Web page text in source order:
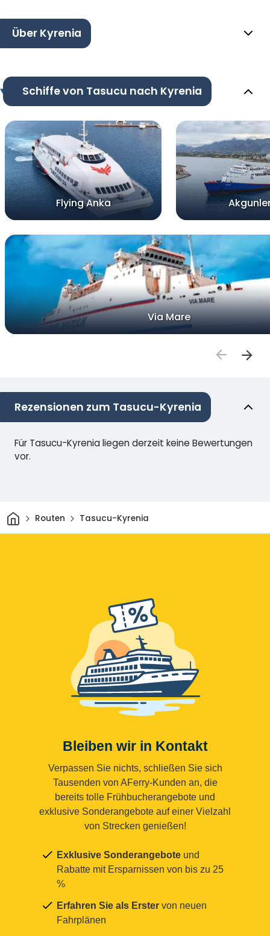
Über Kyrenia
Schiffe von Tasucu nach Kyrenia
Flying Anka
Via Mare
Rezensionen zum Tasucu-Kyrenia
Für Tasucu-Kyrenia liegen derzeit keine Bewertungen
vor.
HeimRouten Tasucu-Kyrenia
Bleiben wir in Kontakt
Verpassen Sie nichts, schließen Sie sich
Tausenden von AFerry-Kunden an, die
bereits tolle Frühbucherangebote und
exklusive Sonderangebote auf einer Vielzahl
von Strecken genießen!
Exklusive Sonderangebote und
Rabatte mit Ersparnissen von bis zu 25
%
Erfahren Sie als Erster von neuen
Fahrplänen